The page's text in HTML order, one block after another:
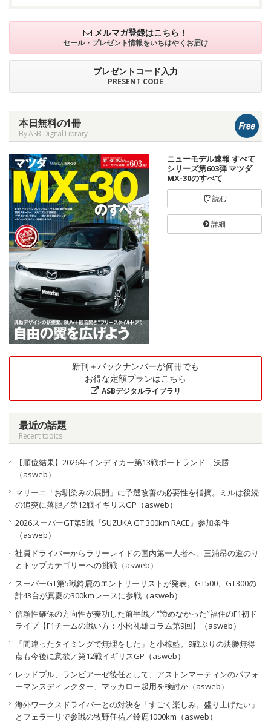
メルマガ登録はこちら！
セール・プレゼント情報をいちはやくお届け
プレゼントコード入力
PRESENT CODE
本日無料の1冊
By ASB Digital Library
ニューモデル速報 すべて
シリーズ第603弾 マツダ
MX-30のすべて
読む
詳細
新刊＋バックナンバーが何冊でも
お得な定額プランはこちら
ASBデジタルライブラリ
最近の話題
Recent topics
【順位結果】2026年インディカー第13戦ポートランド 決勝
（asweb）
マリーニ「お馴染みの展開」に予選改善の必要性を指摘。ミルは後続
の追突に落胆／第12戦イギリスGP（asweb）
2026スーパーGT第5戦『SUZUKA GT 300km RACE』参加条件
（asweb）
社員ドライバーからラリーレイドの国内第一人者へ。三浦昂の道のり
とトップカテゴリーへの挑戦（asweb）
スーパーGT第5戦鈴鹿のエントリーリストが発表。GT500、GT300の
計43台が真夏の300kmレースに参戦（asweb）
信頼性確保の方向性が奏功した前半戦／“諦めなかった”福住のF1初ド
ライブ【F1チームの戦い方：小松礼雄コラム第9回】（asweb）
「間違ったタイミングで無理をした」と小椋藍。9戦ぶりの決勝無得
点も今後に意欲／第12戦イギリスGP（asweb）
レッドブル、ランビアーゼ後任として、アストンマーティンのパフォ
ーマンスディレクター、マッカロー起用を検討か（asweb）
海外ワークスドライバーとの対決を「すごく楽しみ。盛り上げたい」
とフェラーリで参戦の牧野任祐／鈴鹿1000km（asweb）